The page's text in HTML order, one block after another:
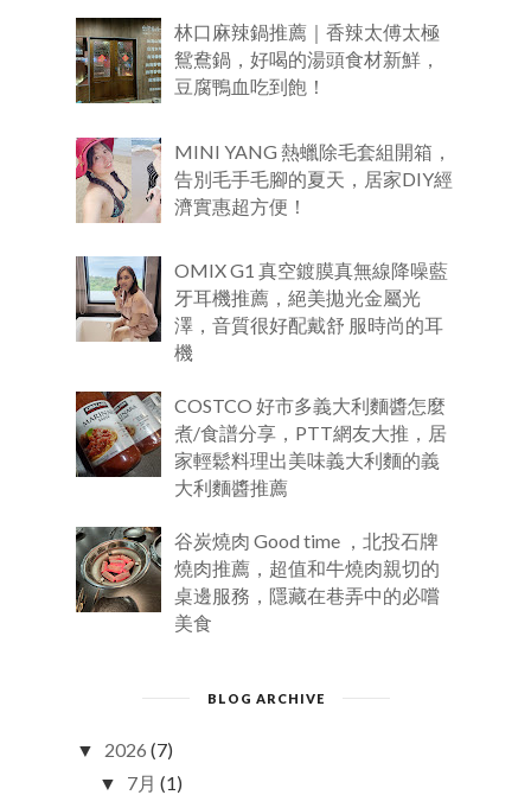
林口麻辣鍋推薦｜香辣太傅太極
鴛鴦鍋，好喝的湯頭食材新鮮，
豆腐鴨血吃到飽！
MINI YANG 熱蠟除毛套組開箱，
告別毛手毛腳的夏天，居家DIY經
濟實惠超方便！
OMIX G1 真空鍍膜真無線降噪藍
牙耳機推薦，絕美拋光金屬光
澤，音質很好配戴舒 服時尚的耳
機
COSTCO 好市多義大利麵醬怎麼
煮/食譜分享，PTT網友大推，居
家輕鬆料理出美味義大利麵的義
大利麵醬推薦
谷炭燒肉 Good time ，北投石牌
燒肉推薦，超值和牛燒肉親切的
桌邊服務，隱藏在巷弄中的必嚐
美食
BLOG ARCHIVE
▼ 2026 (7)
▼ 7月 (1)